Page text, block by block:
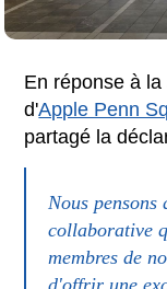
En réponse à
d'Apple Penn
partagé la
Nous
collaborative
membres de
d'offrir une